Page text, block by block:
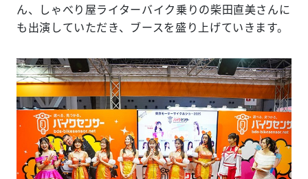
ん、しゃべり屋ライターバイク乗りの柴田直美さんに
も出演していただき、ブースを盛り上げていきます。